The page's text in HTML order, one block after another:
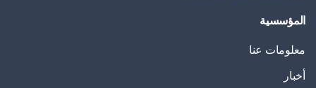
المؤسسية
معلومات عنا
أخبار